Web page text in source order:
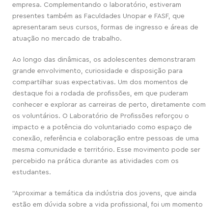
empresa. Complementando o laboratório, estiveram
presentes também as Faculdades Unopar e FASF, que
apresentaram seus cursos, formas de ingresso e áreas de
atuação no mercado de trabalho.
Ao longo das dinâmicas, os adolescentes demonstraram
grande envolvimento, curiosidade e disposição para
compartilhar suas expectativas. Um dos momentos de
destaque foi a rodada de profissões, em que puderam
conhecer e explorar as carreiras de perto, diretamente com
os voluntários. O Laboratório de Profissões reforçou o
impacto e a potência do voluntariado como espaço de
conexão, referência e colaboração entre pessoas de uma
mesma comunidade e território. Esse movimento pode ser
percebido na prática durante as atividades com os
estudantes.
“Aproximar a temática da indústria dos jovens, que ainda
estão em dúvida sobre a vida profissional, foi um momento